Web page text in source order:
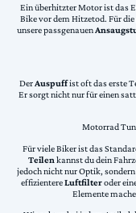
Ein überhitzter Motor ist das
Bike vor dem Hitzetod. Für
unsere passgenauen
DerAuspuffist oft das erste
Er sorgt nicht nur für einen
Motorrad
Für viele Biker ist das
Teilen kannst du dein
jedoch nicht nur Optik,
effizientereLuftfilteroder
Elemente